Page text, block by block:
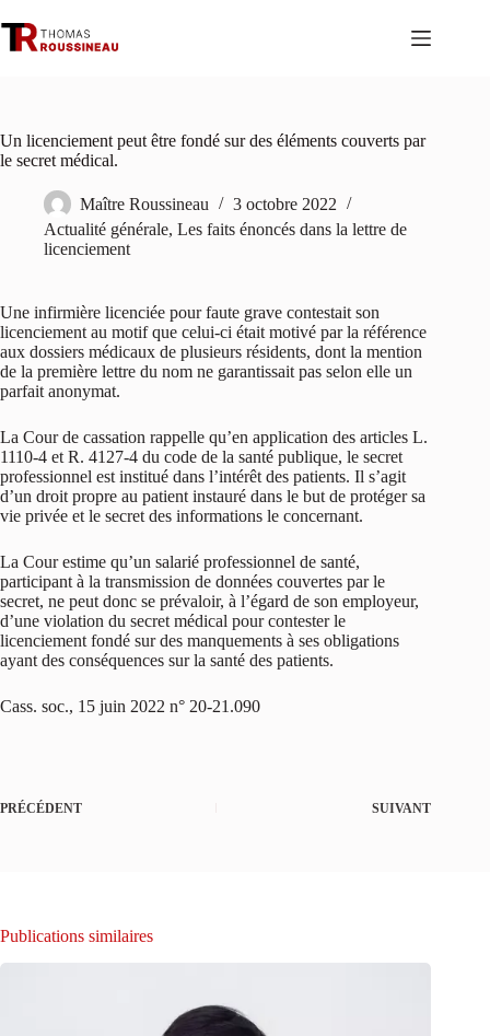
au
contenu
Un licenciement peut être fondé sur des éléments couverts par
le secret médical.
Maître Roussineau
3 octobre 2022
Actualité générale, Les faits énoncés dans la lettre de
licenciement
Une infirmière licenciée pour faute grave contestait son
licenciement au motif que celui-ci était motivé par la référence
aux dossiers médicaux de plusieurs résidents, dont la mention
de la première lettre du nom ne garantissait pas selon elle un
parfait anonymat.
La Cour de cassation rappelle qu’en application des articles L.
1110-4 et R. 4127-4 du code de la santé publique, le secret
professionnel est institué dans l’intérêt des patients. Il s’agit
d’un droit propre au patient instauré dans le but de protéger sa
vie privée et le secret des informations le concernant.
La Cour estime qu’un salarié professionnel de santé,
participant à la transmission de données couvertes par le
secret, ne peut donc se prévaloir, à l’égard de son employeur,
d’une violation du secret médical pour contester le
licenciement fondé sur des manquements à ses obligations
ayant des conséquences sur la santé des patients.
Cass. soc., 15 juin 2022 n° 20-21.090
PRÉCÉDENT SUIVANT
Publications similaires